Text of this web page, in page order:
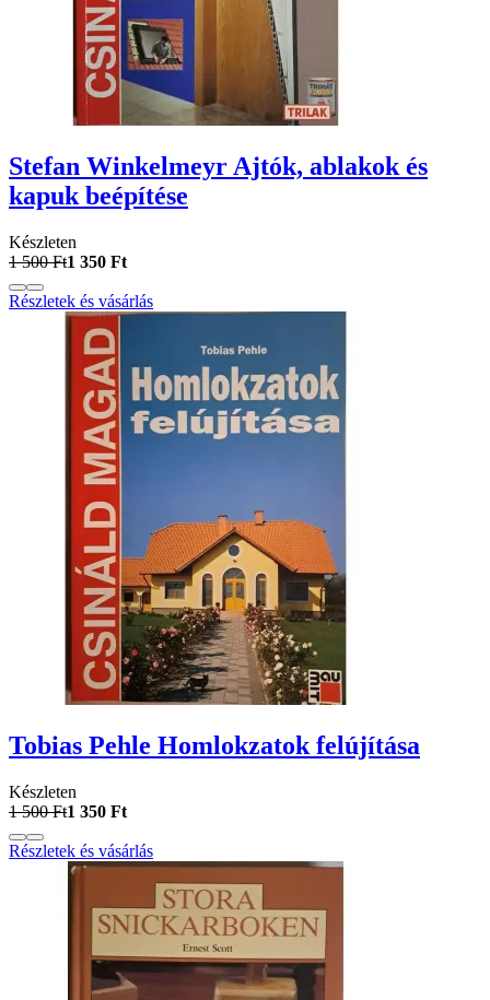
Stefan Winkelmeyr Ajtók, ablakok és
kapuk beépítése
Készleten
1 500 Ft1 350 Ft
Részletek és vásárlás
Tobias Pehle Homlokzatok felújítása
Készleten
1 500 Ft1 350 Ft
Részletek és vásárlás